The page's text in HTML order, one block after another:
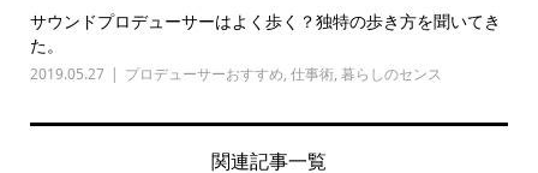
サウンドプロデューサーはよく歩く？独特の歩き方を聞いてき
た。
2019.05.27 プロデューサーおすすめ, 仕事術, 暮らしのセンス
関連記事一覧